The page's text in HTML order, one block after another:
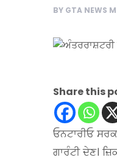
BY GTA NEWS
Share this
ਓਨਟਾਰੀਓ
ਗਾਰੰਟੀ ਦੇਣ।